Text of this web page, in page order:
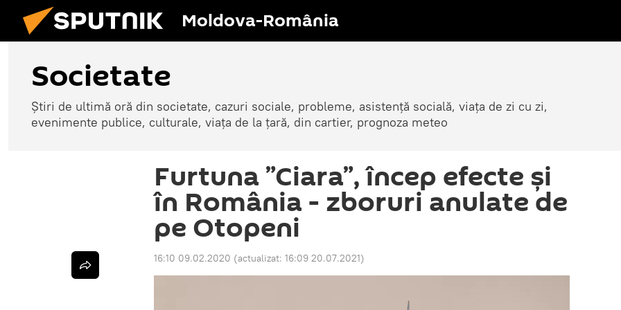
Moldova-România
Societate
Știri de ultimă oră din societate, cazuri sociale, probleme, asistență socială, viața de zi cu zi,
evenimente publice, culturale, viața de la țară, din cartier, prognoza meteo
Furtuna ”Ciara”, încep efecte și
în România - zboruri anulate de
pe Otopeni
16:10 09.02.2020 (actualizat: 16:09 20.07.2021)